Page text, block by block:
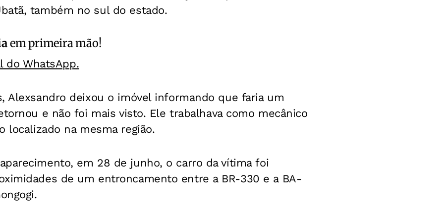
também no sul do estado.
em primeira mão!
do WhatsApp.
Alexsandro deixou o imóvel informando que faria um
e não foi mais visto. Ele trabalhava como mecânico
localizado na mesma região.
em 28 de junho, o carro da vítima foi
de um entroncamento entre a BR-330 e a BA-